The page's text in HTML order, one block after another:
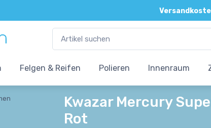
Direkte und
Felgen & Reifen Polieren Innenraum
Kwazar Mercury
Rot